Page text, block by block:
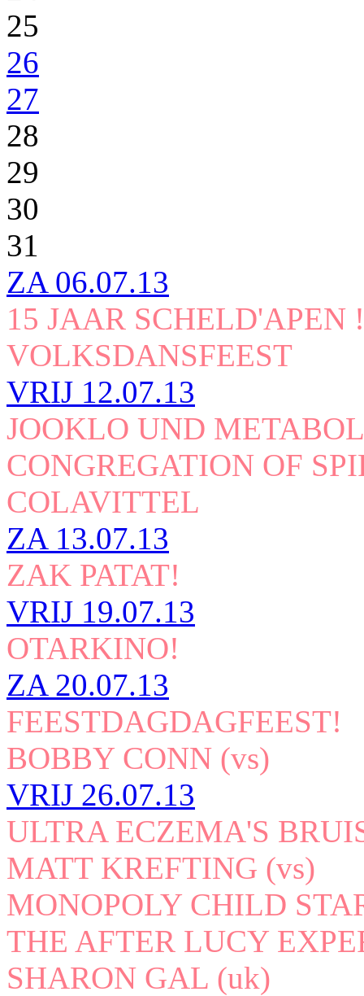
25
26
27
28
29
30
31
ZA06.07.13
15 JAAR SCHELD'APEN !
VOLKSDANSFEEST
VRIJ 12.07.13
JOOKLO UND
CONGREGATION OF
COLAVITTEL
ZA13.07.13
ZAK PATAT!
VRIJ 19.07.13
OTARKINO!
ZA20.07.13
FEESTDAGDAGFEEST!
BOBBY CONN (vs)
VRIJ 26.07.13
ULTRA ECZEMA'S
MATT KREFTING (vs)
MONOPOLY CHILD
THE AFTER LUCY
SHARON GAL (uk)